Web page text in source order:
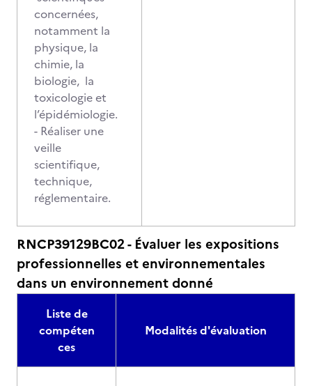
concernées,
notamment la
physique, la
chimie, la
biologie, la
toxicologie et
l’épidémiologie.
- Réaliser une
veille
scientifique,
technique,
réglementaire.
RNCP39129BC02 - Évaluer les expositions
professionnelles et environnementales
dans un environnement donné
Liste de
compéten
ces
Modalités d'évaluation